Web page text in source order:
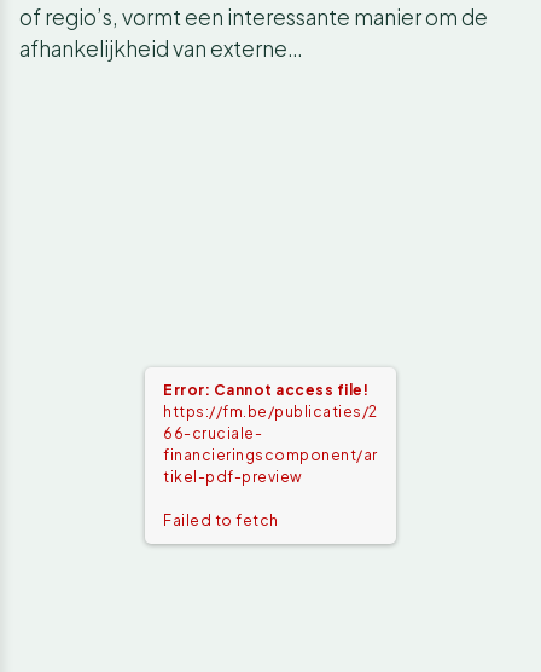
of regio’s, vormt een interessante manier om de
afhankelijkheid van externe…
Error: Cannot access file!
https://fm.be/publicaties/2
66-cruciale-
financieringscomponent/ar
tikel-pdf-preview
Failed to fetch